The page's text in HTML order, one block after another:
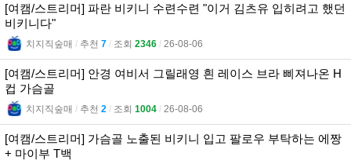
[여캠/스트리머] 파란 비키니 수련수련 "이거 김츠유 입히려고 했던
비키니다"
치지직숲매 l 추천 7 l 조회 2346 l 26-08-06
[여캠/스트리머] 안경 여비서 그릴래영 흰 레이스 브라 삐져나온 H
컵 가슴골
치지직숲매 l 추천 2 l 조회 1004 l 26-08-06
[여캠/스트리머] 가슴골 노출된 비키니 입고 팔로우 부탁하는 에짱
+ 마이부 T백